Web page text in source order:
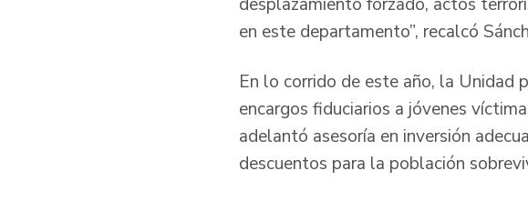
en este departamento”, recalcó
En lo corrido de este año, la Unidad
encargos fiduciarios a jóvenes
adelantó asesoría en inversión
descuentos para la población